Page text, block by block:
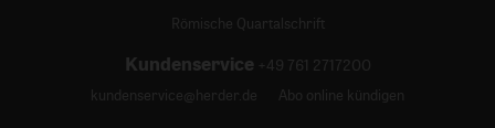
Römische Quartalschrift
Kundenservice +49 761 2717200
kundenservice@herder.de
Abo online kündigen